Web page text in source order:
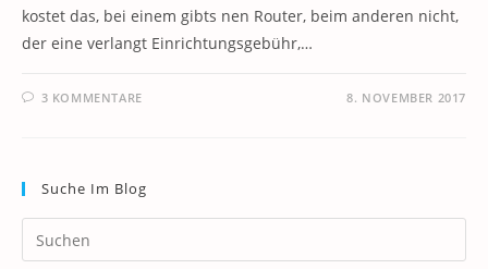
kostet das, bei einem gibts nen Router, beim anderen nicht,
der eine verlangt Einrichtungsgebühr,…
3 KOMMENTARE 8. NOVEMBER 2017
Suche Im Blog